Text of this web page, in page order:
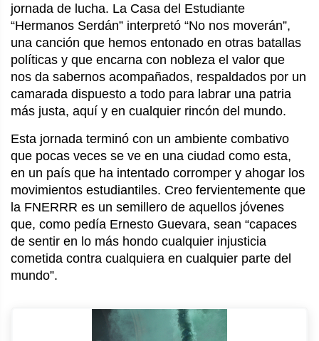
jornada de lucha. La Casa del Estudiante
“Hermanos Serdán” interpretó “No nos moverán”,
una canción que hemos entonado en otras batallas
políticas y que encarna con nobleza el valor que
nos da sabernos acompañados, respaldados por un
camarada dispuesto a todo para labrar una patria
más justa, aquí y en cualquier rincón del mundo.
Esta jornada terminó con un ambiente combativo
que pocas veces se ve en una ciudad como esta,
en un país que ha intentado corromper y ahogar los
movimientos estudiantiles. Creo fervientemente que
la FNERRR es un semillero de aquellos jóvenes
que, como pedía Ernesto Guevara, sean “capaces
de sentir en lo más hondo cualquier injusticia
cometida contra cualquiera en cualquier parte del
mundo”.